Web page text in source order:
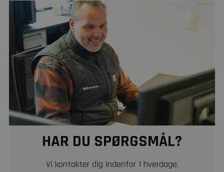
HAR DU SPØRGSMÅL?
Vi kontakter dig indenfor 1 hverdage.